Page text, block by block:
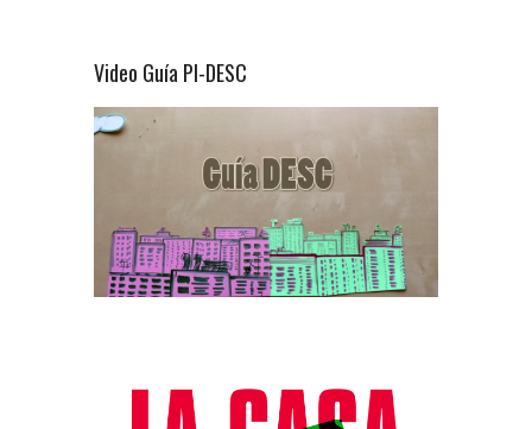
Video Guía PI-DESC